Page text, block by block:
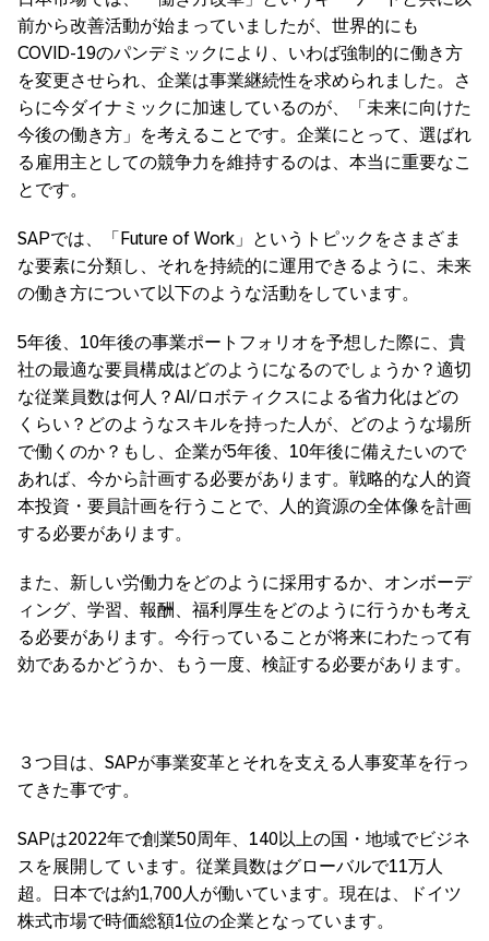
前から改善活動が始まっていましたが、世界的にも
COVID-19のパンデミックにより、いわば強制的に働き方
を変更させられ、企業は事業継続性を求められました。さ
らに今ダイナミックに加速しているのが、「未来に向けた
今後の働き方」を考えることです。企業にとって、選ばれ
る雇用主としての競争力を維持するのは、本当に重要なこ
とです。
SAPでは、「Future of Work」というトピックをさまざま
な要素に分類し、それを持続的に運用できるように、未来
の働き方について以下のような活動をしています。
5年後、10年後の事業ポートフォリオを予想した際に、貴
社の最適な要員構成はどのようになるのでしょうか？適切
な従業員数は何人？AI/ロボティクスによる省力化はどの
くらい？どのようなスキルを持った人が、どのような場所
で働くのか？もし、企業が5年後、10年後に備えたいので
あれば、今から計画する必要があります。戦略的な人的資
本投資・要員計画を行うことで、人的資源の全体像を計画
する必要があります。
また、新しい労働力をどのように採用するか、オンボーデ
ィング、学習、報酬、福利厚生をどのように行うかも考え
る必要があります。今行っていることが将来にわたって有
効であるかどうか、もう一度、検証する必要があります。
３つ目は、SAPが事業変革とそれを支える人事変革を行っ
てきた事です。
SAPは2022年で創業50周年、140以上の国・地域でビジネ
スを展開して います。従業員数はグローバルで11万人
超。日本では約1,700人が働いています。現在は、ドイツ
株式市場で時価総額1位の企業となっています。